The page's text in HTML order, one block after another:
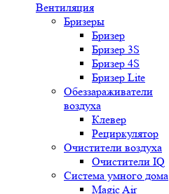
Вентиляция
Бризеры
Бризер
Бризер 3S
Бризер 4S
Бризер Lite
Обеззараживатели
воздуха
Клевер
Рециркулятор
Очистители воздуха
Очистители IQ
Система умного дома
Magic Air